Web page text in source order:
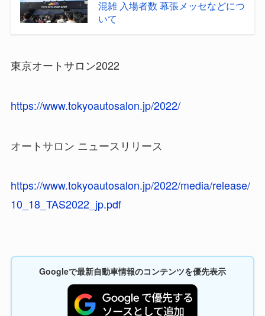
混雑 入場者数 幕張メッセなどにつ
いて
東京オートサロン2022
https://www.tokyoautosalon.jp/2022/
オートサロン ニュースリリース
https://www.tokyoautosalon.jp/2022/media/release/
10_18_TAS2022_jp.pdf
Googleで最新自動車情報のコンテンツを優先表示